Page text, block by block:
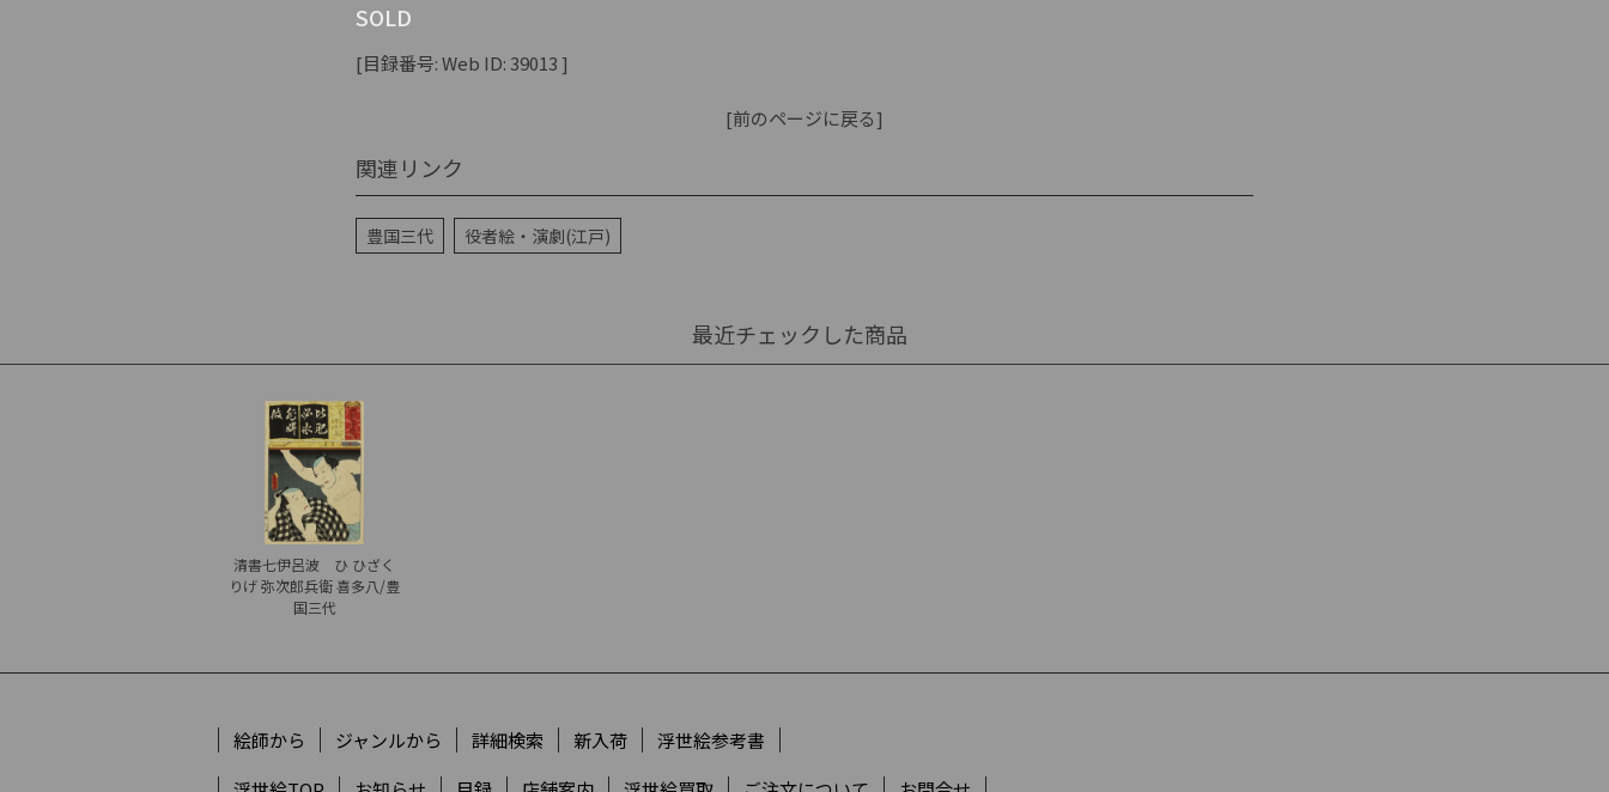
SOLD
[目録番号: Web ID: 39013 ]
[前のページに戻る]
関連リンク
豊国三代 役者絵・演劇(江戸)
最近チェックした商品
清書七伊呂波 ひ ひざく
りげ 弥次郎兵衛 喜多八/豊
国三代
絵師から ジャンルから 詳細検索 新入荷
浮世絵参考書